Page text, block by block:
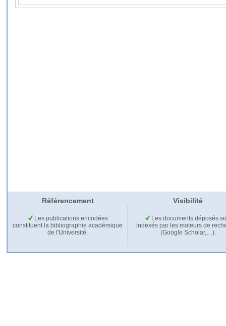
Référencement Visibilité
Les publications encodées
constituent la bibliographie académique
de l'Université.
Les documents déposés
indexés par les moteurs de
(Google Scholar,…).